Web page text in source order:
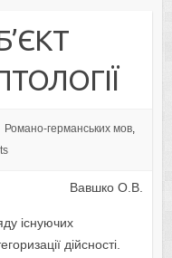
Романо-германських мов,
Вавшко О.В.
існуючих
дійсності.